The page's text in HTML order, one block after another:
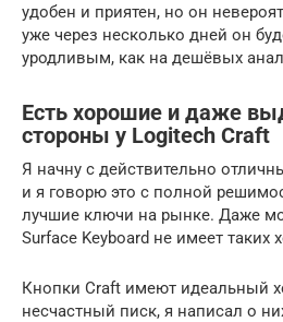
удобен и приятен, но он
уже через несколько дней он
уродливым, как на дешёвых
Есть хорошие и даже
стороны у Logitech Craft
Я начну с действительно
и я говорю это с полной
лучшие ключи на рынке. Даже
Surface Keyboard не имеет таких
Кнопки Craft имеют идеальный
несчастный писк, я написал о